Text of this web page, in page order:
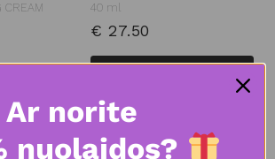
CREAM
40 ml
€ 27.50
Ar norite
nuolaidos?